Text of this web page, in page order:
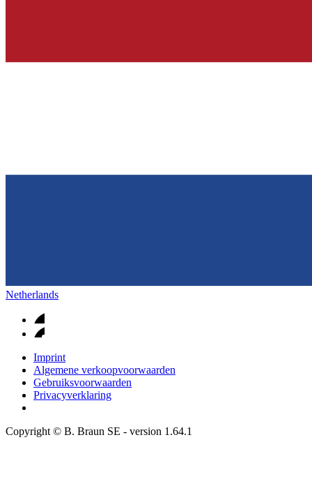
Netherlands
Imprint
Algemene verkoopvoorwaarden
Gebruiksvoorwaarden
Privacyverklaring
Copyright © B. Braun SE - version 1.64.1